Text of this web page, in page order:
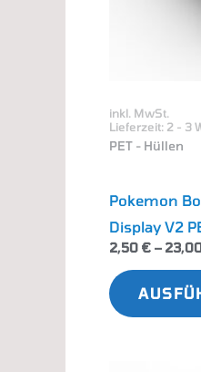
inkl. MwSt.
Lieferzeit: 2 - 3
PET - Hüllen
Pokemon
Display V2
2,50 € –